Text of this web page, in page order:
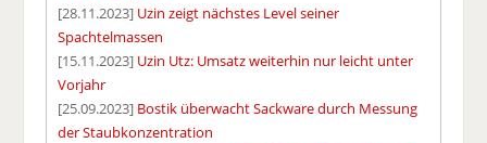
[28.11.2023] Uzin zeigt nächstes Level seiner
Spachtelmassen
[15.11.2023] Uzin Utz: Umsatz weiterhin nur leicht unter
Vorjahr
[25.09.2023] Bostik überwacht Sackware durch Messung
der Staubkonzentration